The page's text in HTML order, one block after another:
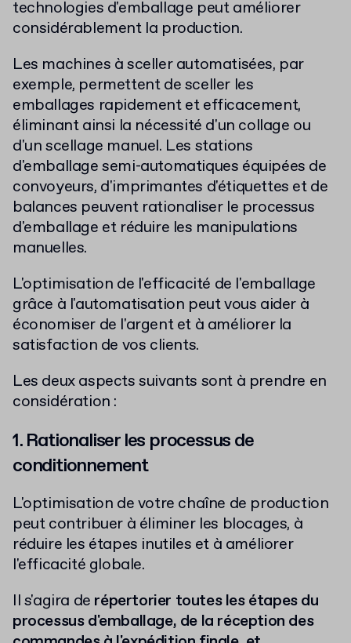
technologies d'emballage peut améliorer
considérablement la production.
Les machines à sceller automatisées, par
exemple, permettent de sceller les
emballages rapidement et efficacement,
éliminant ainsi la nécessité d'un collage ou
d'un scellage manuel. Les stations
d'emballage semi-automatiques équipées de
convoyeurs, d'imprimantes d'étiquettes et de
balances peuvent rationaliser le processus
d'emballage et réduire les manipulations
manuelles.
L'optimisation de l'efficacité de l'emballage
grâce à l'automatisation peut vous aider à
économiser de l'argent et à améliorer la
satisfaction de vos clients.
Les deux aspects suivants sont à prendre en
considération :
1. Rationaliser les processus de
conditionnement
L'optimisation de votre chaîne de production
peut contribuer à éliminer les blocages, à
réduire les étapes inutiles et à améliorer
l'efficacité globale.
Il s'agira de répertorier toutes les étapes du
processus d'emballage, de la réception des